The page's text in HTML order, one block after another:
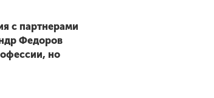
с партнерами
Федоров
но